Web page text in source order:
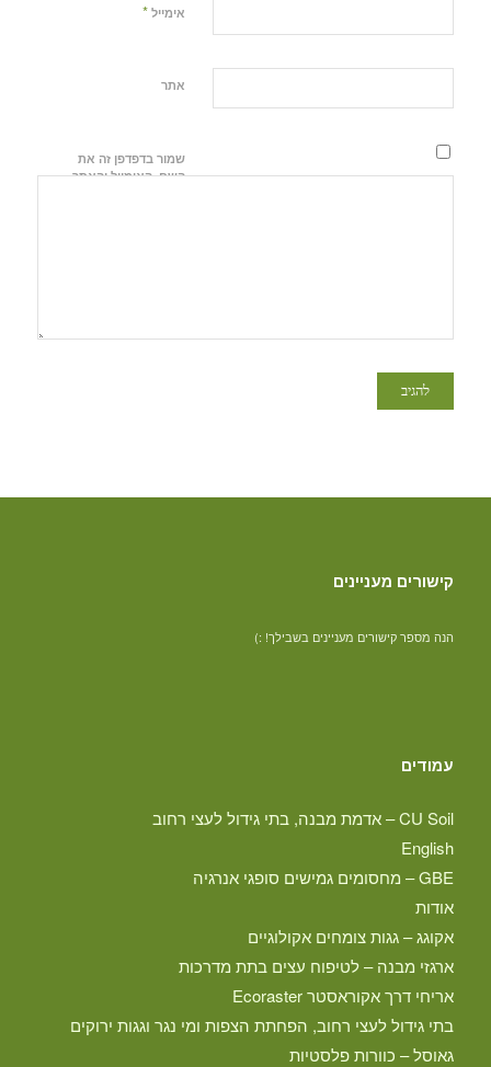
אימייל *
אתר
שמור בדפדפן זה את
השם, האימייל והאתר
קישורים מעניינים
הנה מספר קישורים מעניינים בשבילך! :)
עמודים
CU Soil – אדמת מבנה, בתי גידול לעצי רחוב
English
GBE – מחסומים גמישים סופגי אנרגיה
אודות
אקוגג – גגות צומחים אקולוגיים
ארגזי מבנה – לטיפוח עצים בתת מדרכות
אריחי דרך אקוראסטר Ecoraster
בתי גידול לעצי רחוב, הפחתת הצפות ומי נגר וגגות ירוקים
גאוסל – כוורות פלסטיות